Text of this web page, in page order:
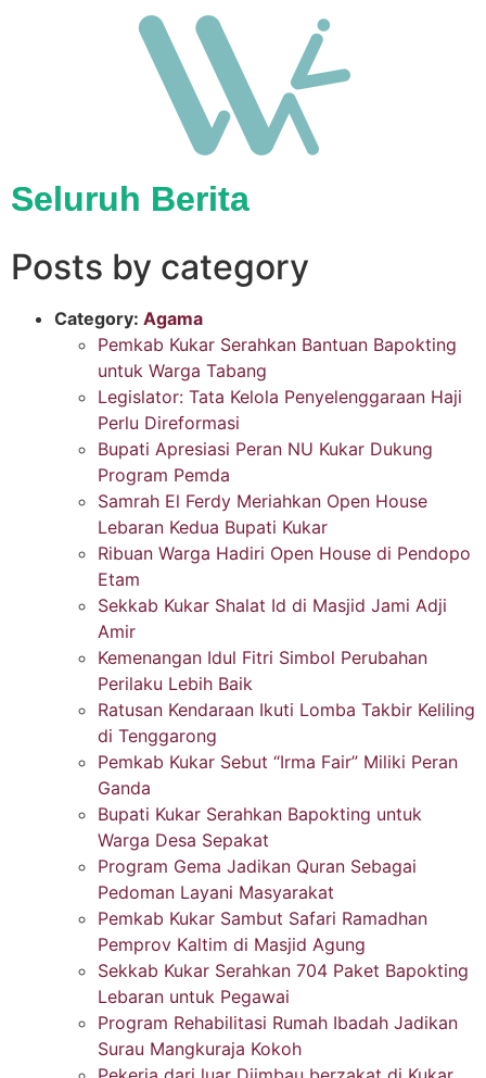
Seluruh Berita
Posts by category
Category: Agama
Pemkab Kukar Serahkan Bantuan Bapokting
untuk Warga Tabang
Legislator: Tata Kelola Penyelenggaraan Haji
Perlu Direformasi
Bupati Apresiasi Peran NU Kukar Dukung
Program Pemda
Samrah El Ferdy Meriahkan Open House
Lebaran Kedua Bupati Kukar
Ribuan Warga Hadiri Open House di Pendopo
Etam
Sekkab Kukar Shalat Id di Masjid Jami Adji
Amir
Kemenangan Idul Fitri Simbol Perubahan
Perilaku Lebih Baik
Ratusan Kendaraan Ikuti Lomba Takbir Keliling
di Tenggarong
Pemkab Kukar Sebut “Irma Fair” Miliki Peran
Ganda
Bupati Kukar Serahkan Bapokting untuk
Warga Desa Sepakat
Program Gema Jadikan Quran Sebagai
Pedoman Layani Masyarakat
Pemkab Kukar Sambut Safari Ramadhan
Pemprov Kaltim di Masjid Agung
Sekkab Kukar Serahkan 704 Paket Bapokting
Lebaran untuk Pegawai
Program Rehabilitasi Rumah Ibadah Jadikan
Surau Mangkuraja Kokoh